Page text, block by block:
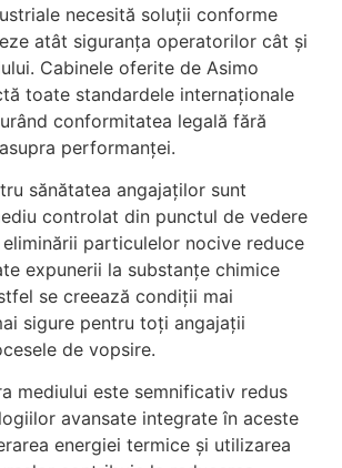
necesită soluții conforme
atât siguranța operatorilor cât și
Cabinele oferite de Asimo
toate standardele internaționale
conformitatea legală fără
performanței.
sănătatea angajaților sunt
controlat din punctul de vedere
particulelor nocive reduce
expunerii la substanțe chimice
se creează condiții mai
sigure pentru toți angajații
de vopsire.
mediului este semnificativ redus
avansate integrate în aceste
energiei termice și utilizarea